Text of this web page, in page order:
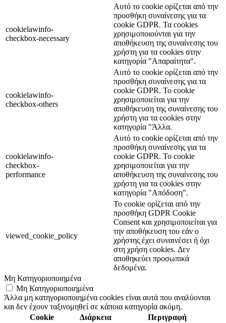
cookielawinfo-
checkbox-necessary
Αυτό το cookie ορίζεται από την
προσθήκη συναίνεσης για τα
cookie GDPR. Τα cookies
χρησιμοποιούνται για την
αποθήκευση της συναίνεσης του
χρήστη για τα cookies στην
κατηγορία "Απαραίτητα".
cookielawinfo-
checkbox-others
Αυτό το cookie ορίζεται από την
προσθήκη συναίνεσης για τα
cookie GDPR. Το cookie
χρησιμοποιείται για την
αποθήκευση της συναίνεσης του
χρήστη για τα cookies στην
κατηγορία "Άλλα.
cookielawinfo-
checkbox-
performance
Αυτό το cookie ορίζεται από την
προσθήκη συναίνεσης για τα
cookie GDPR. Το cookie
χρησιμοποιείται για την
αποθήκευση της συναίνεσης του
χρήστη για τα cookies στην
κατηγορία "Απόδοση".
viewed_cookie_policy
Το cookie ορίζεται από την
προσθήκη GDPR Cookie
Consent και χρησιμοποιείται για
την αποθήκευση του εάν ο
χρήστης έχει συναινέσει ή όχι
στη χρήση cookies. Δεν
αποθηκεύει προσωπικά
δεδομένα.
Μη Κατηγοριοποιημένα
Μη Κατηγοριοποιημένα
Άλλα μη κατηγοριοποιημένα cookies είναι αυτά που αναλύονται
και δεν έχουν ταξινομηθεί σε κάποια κατηγορία ακόμη.
Cookie
Διάρκεια Περιγραφή